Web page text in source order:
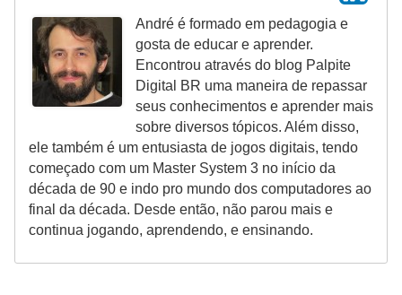
André é formado em pedagogia e
gosta de educar e aprender.
Encontrou através do blog Palpite
Digital BR uma maneira de repassar
seus conhecimentos e aprender mais
sobre diversos tópicos. Além disso,
ele também é um entusiasta de jogos digitais, tendo
começado com um Master System 3 no início da
década de 90 e indo pro mundo dos computadores ao
final da década. Desde então, não parou mais e
continua jogando, aprendendo, e ensinando.